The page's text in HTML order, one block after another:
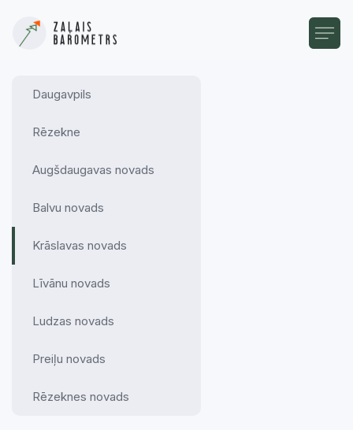
Daugavpils
Rēzekne
Augšdaugavas novads
Balvu novads
Krāslavas novads
Līvānu novads
Ludzas novads
Preiļu novads
Rēzeknes novads